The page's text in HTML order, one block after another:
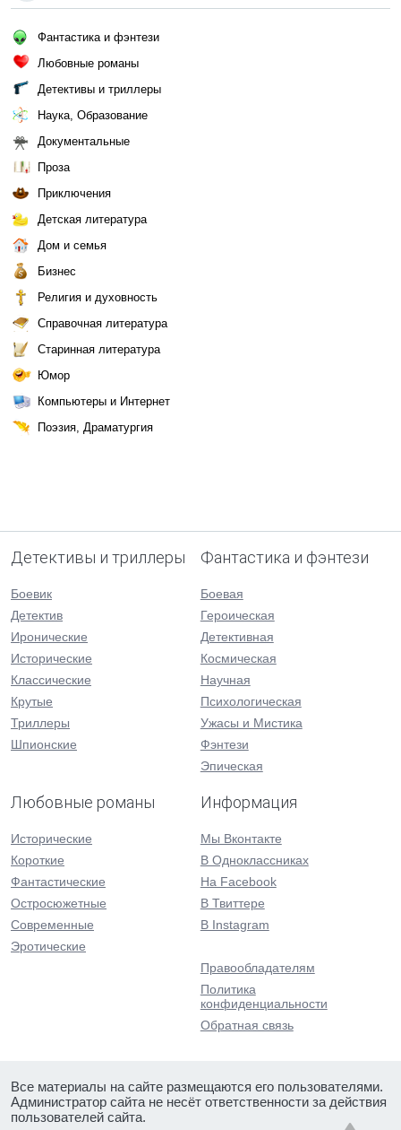
Фантастика и фэнтези
Любовные романы
Детективы и триллеры
Наука, Образование
Документальные
Проза
Приключения
Детская литература
Дом и семья
Бизнес
Религия и духовность
Справочная литература
Старинная литература
Юмор
Компьютеры и Интернет
Поэзия, Драматургия
Детективы и триллеры
Боевик
Детектив
Иронические
Исторические
Классические
Крутые
Триллеры
Шпионские
Фантастика и фэнтези
Боевая
Героическая
Детективная
Космическая
Научная
Психологическая
Ужасы и Мистика
Фэнтези
Эпическая
Любовные романы
Исторические
Короткие
Фантастические
Остросюжетные
Современные
Эротические
Информация
Мы Вконтакте
В Одноклассниках
На Facebook
В Твиттере
В Instagram
Правообладателям
Политика
конфиденциальности
Обратная связь
Все материалы на сайте размещаются его пользователями.
Администратор сайта не несёт ответственности за действия
пользователей сайта.